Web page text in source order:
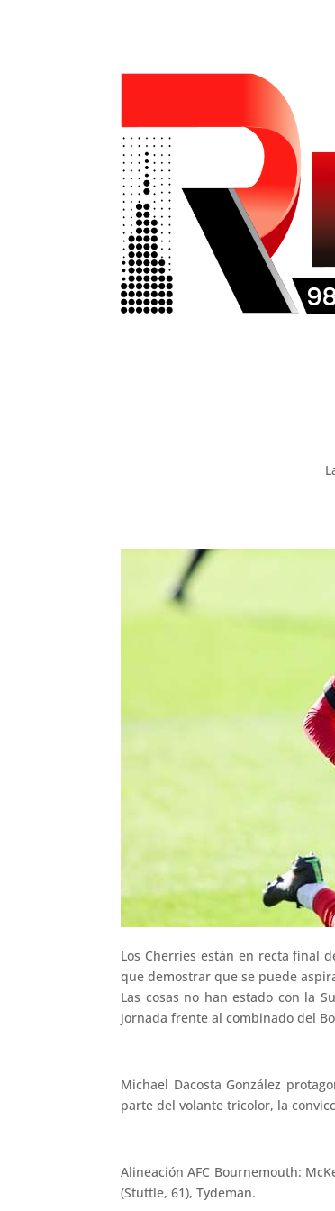
Los Cherries están en recta final
que demostrar que se puede
Las cosas no han estado con la
jornada frente al combinado del
Michael Dacosta González
parte del volante tricolor, la
Alineación AFC Bournemouth:
(Stuttle, 61), Tydeman.